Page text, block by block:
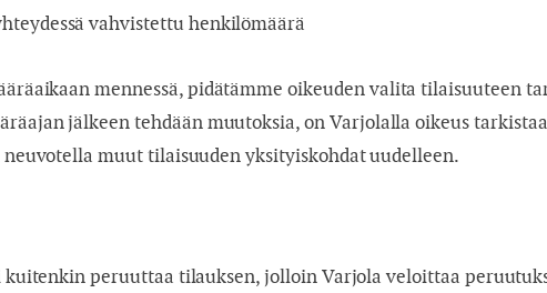
vahvistettu henkilömäärä
mennessä, pidätämme oikeuden valita tilaisuuteen
jälkeen tehdään muutoksia, on Varjolalla oikeus
muut tilaisuuden yksityiskohdat uudelleen.
peruuttaa tilauksen, jolloin Varjola veloittaa